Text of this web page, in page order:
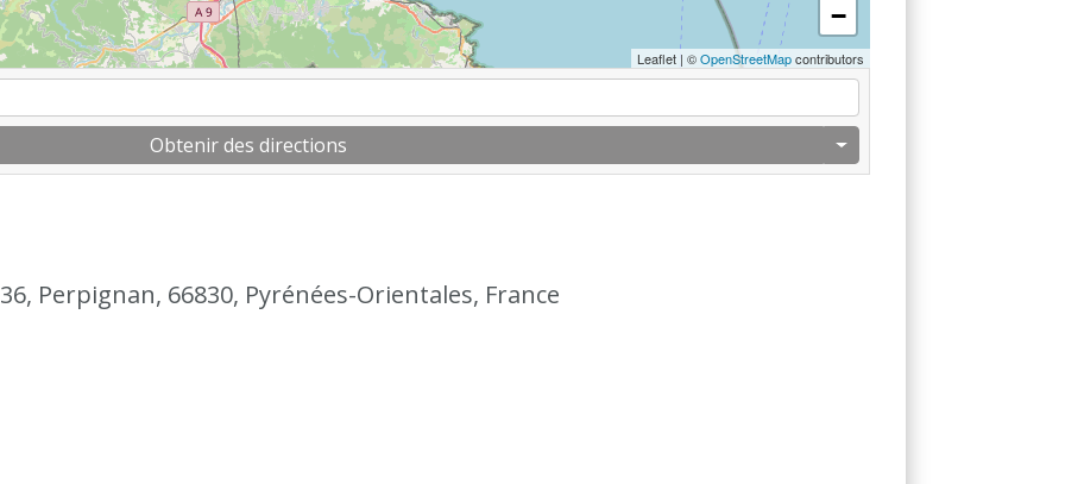
−
Leaflet | ©OpenStreetMapcontributors
Obtenir des directions
Perpignan, 66830, Pyrénées-Orientales, France